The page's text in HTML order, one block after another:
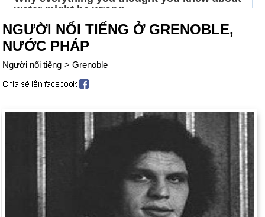
NGƯỜI NỔI TIẾNG Ở GRENOBLE,
NƯỚC PHÁP
Người nổi tiếng > Grenoble